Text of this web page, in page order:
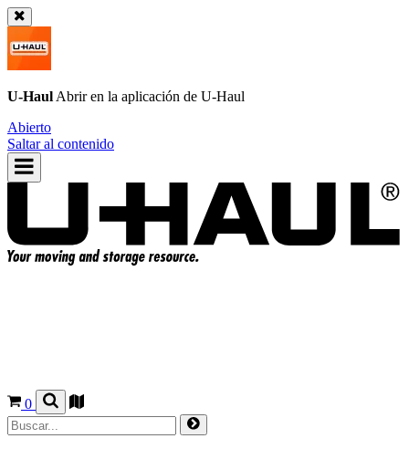
U-Haul Abrir en la aplicación de U-Haul
Abierto
Saltar al contenido
0